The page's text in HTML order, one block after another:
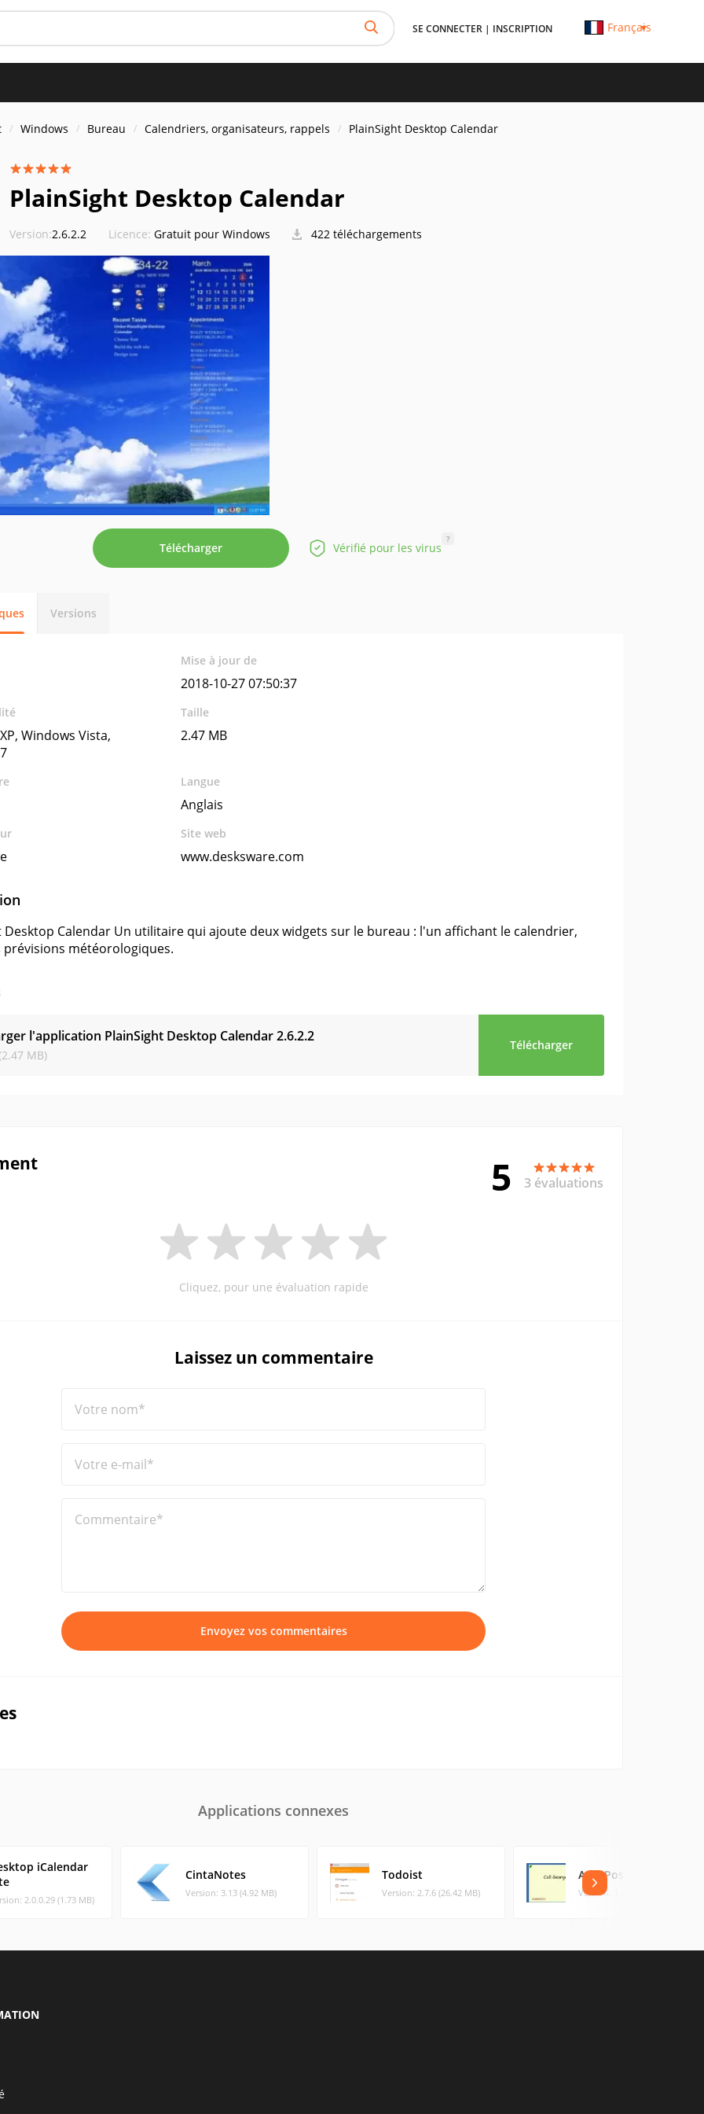
SE CONNECTER | INSCRIPTION Français
Windows Bureau Calendriers, organisateurs, rappels PlainSight Desktop Calendar
PlainSight Desktop Calendar
Version:2.6.2.2 Licence: Gratuit pour Windows 422 téléchargements
Télécharger Vérifié pour les virus
?
Versions
Mise à jour de
2018-10-27 07:50:37
Windows Vista,
Taille
2.47 MB
Langue
Anglais
Site web
www.desksware.com
Desktop Calendar Un utilitaire qui ajoute deux widgets sur le bureau : l'un affichant le calendrier,
prévisions météorologiques.
l'application PlainSight Desktop Calendar2.6.2.2
MB)
Télécharger
5 3 évaluations
Cliquez, pour une évaluation rapide
Laissez un commentaire
Votre nom*
Votre e-mail*
Commentaire*
Envoyez vos commentaires
Applications connexes
iCalendar
2.0.0.29 (1.73 MB)
CintaNotes
Version: 3.13 (4.92 MB)
Todoist
Version: 2.7.6 (26.42 MB)
AutoPostit2
Version: 1.0.2.3 (1.82 MB)